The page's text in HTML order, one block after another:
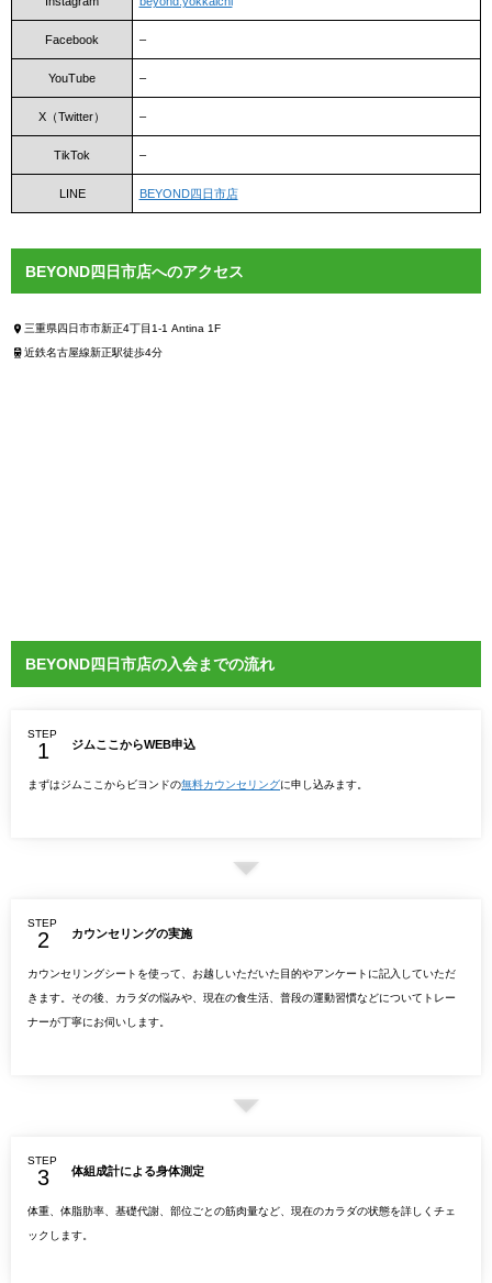
Facebook –
YouTube –
X（Twitter） –
TikTok –
LINE BEYOND四日市店
BEYOND四日市店へのアクセス
三重県四日市市新正4丁目1-1 Antina 1F
近鉄名古屋線新正駅徒歩4分
BEYOND四日市店の入会までの流れ
STEP
ジムここからWEB申込
まずはジムここからビヨンドの無料カウンセリングに申し込みます。
STEP
カウンセリングの実施
カウンセリングシートを使って、お越しいただいた目的やアンケートに記入していただ
きます。その後、カラダの悩みや、現在の食生活、普段の運動習慣などについてトレー
ナーが丁寧にお伺いします。
STEP
体組成計による身体測定
体重、体脂肪率、基礎代謝、部位ごとの筋肉量など、現在のカラダの状態を詳しくチェ
ックします。